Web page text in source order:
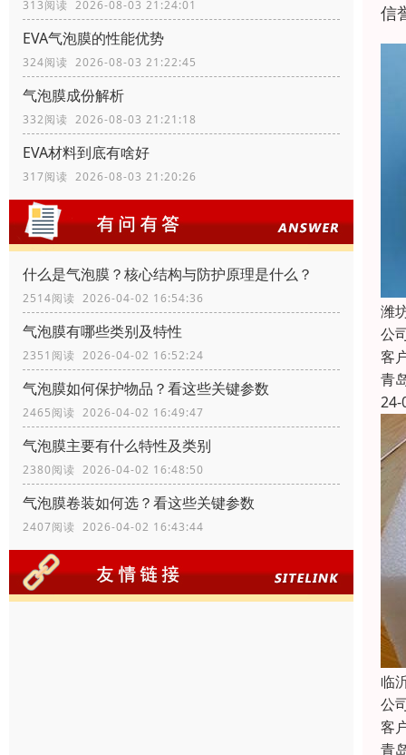
313阅读 2026-08-03 21:24:01
EVA气泡膜的性能优势
324阅读 2026-08-03 21:22:45
气泡膜成份解析
332阅读 2026-08-03 21:21:18
EVA材料到底有啥好
317阅读 2026-08-03 21:20:26
什么是气泡膜？核心结构与防护原理是什么？
2514阅读 2026-04-02 16:54:36
气泡膜有哪些类别及特性
2351阅读 2026-04-02 16:52:24
气泡膜如何保护物品？看这些关键参数
2465阅读 2026-04-02 16:49:47
气泡膜主要有什么特性及类别
2380阅读 2026-04-02 16:48:50
气泡膜卷装如何选？看这些关键参数
2407阅读 2026-04-02 16:43:44
信
潍
公
客
青
24-
临
公
客
青